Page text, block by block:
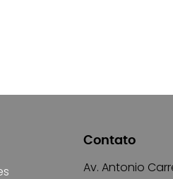
Contato
Av. Antonio